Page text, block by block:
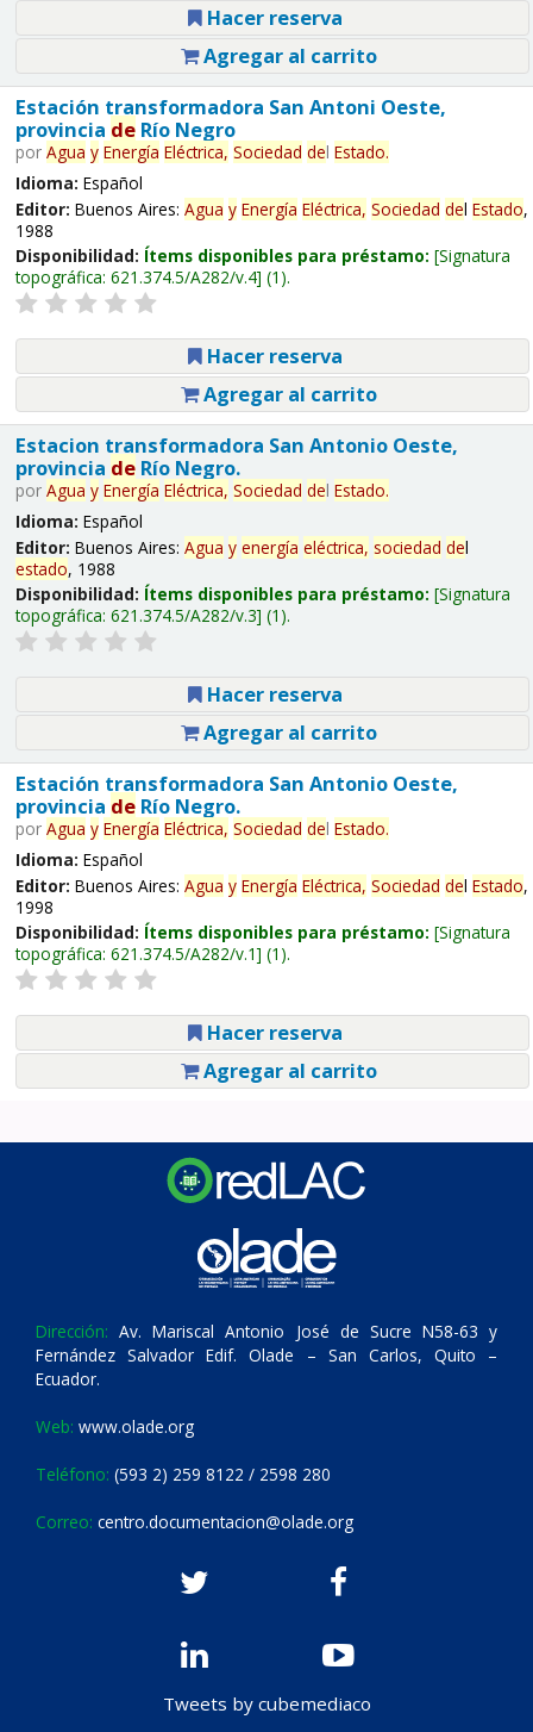
Hacer reserva
Agregar al carrito
Estación transformadora San Antoni Oeste,
provincia deRío Negro
por Agua y Energía Eléctrica, Sociedad del Estado.
Idioma: Español
Editor: Buenos Aires: Agua y Energía Eléctrica, Sociedad del Estado,
1988
Disponibilidad: Ítems disponibles para préstamo: Signatura
topográfica: 621.374.5/A282/v.4 (1).
Hacer reserva
Agregar al carrito
Estacion transformadora San Antonio Oeste,
provincia deRío Negro.
por Agua y Energía Eléctrica, Sociedad del Estado.
Idioma: Español
Editor: Buenos Aires: Agua y energía eléctrica, sociedad del
estado, 1988
Disponibilidad: Ítems disponibles para préstamo: Signatura
topográfica: 621.374.5/A282/v.3 (1).
Hacer reserva
Agregar al carrito
Estación transformadora San Antonio Oeste,
provincia deRío Negro.
por Agua y Energía Eléctrica, Sociedad del Estado.
Idioma: Español
Editor: Buenos Aires: Agua y Energía Eléctrica, Sociedad del Estado,
1998
Disponibilidad: Ítems disponibles para préstamo: Signatura
topográfica: 621.374.5/A282/v.1 (1).
Hacer reserva
Agregar al carrito
Dirección: Av. Mariscal Antonio José de Sucre N58-63 y
Fernández Salvador Edif. Olade – San Carlos, Quito –
Ecuador.
Web: www.olade.org
Teléfono: (593 2) 259 8122 / 2598 280
Correo: centro.documentacion@olade.org
Tweets by cubemediaco